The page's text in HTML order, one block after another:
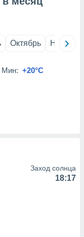
Октябрь Ноябрь
Мин: +20°C
Заход солнца
18:17